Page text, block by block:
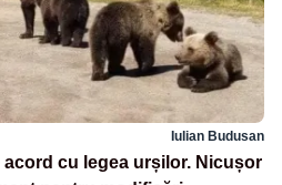
Iulian Budusan
acord cu legea urșilor. Nicușor